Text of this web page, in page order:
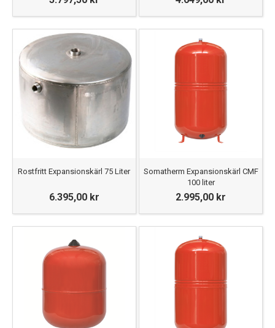
Rostfritt Expansionskärl 75 Liter
6.395,00 kr
Somatherm Expansionskärl CMF
100 liter
2.995,00 kr